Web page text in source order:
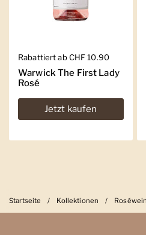
Regulärer Preis
Rabattiert ab CHF 10.90
Warwick The First Lady
Rosé
Jetzt kaufen
Startseite / Kollektionen /